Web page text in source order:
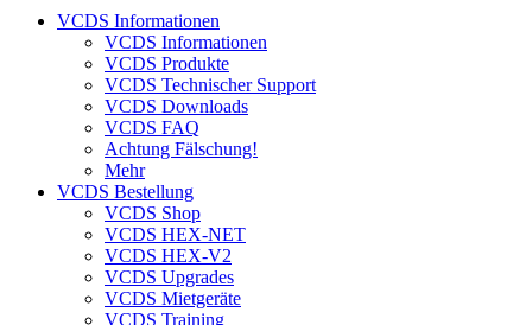
VCDS Informationen
VCDS Informationen
VCDS Produkte
VCDS Technischer Support
VCDS Downloads
VCDS FAQ
Achtung Fälschung!
Mehr
VCDS Bestellung
VCDS Shop
VCDS HEX-NET
VCDS HEX-V2
VCDS Upgrades
VCDS Mietgeräte
VCDS Training